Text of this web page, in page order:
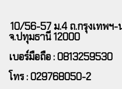
10/56-57 ม.4 ถ.กรุงเทพฯ-
จ.ปทุมธานี 12000
เบอร์มือถือ : 0813259530
โทร : 029768050-2